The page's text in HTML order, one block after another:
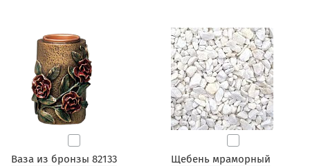
Ваза из бронзы 82133
Щебень мраморный